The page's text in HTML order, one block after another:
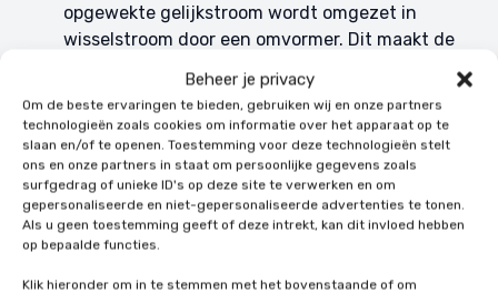
Beheer je privacy
Om de beste ervaringen te bieden, gebruiken wij en onze partners
technologieën zoals cookies om informatie over het apparaat op te
slaan en/of te openen. Toestemming voor deze technologieën stelt
ons en onze partners in staat om persoonlijke gegevens zoals
surfgedrag of unieke ID's op deze site te verwerken en om
gepersonaliseerde en niet-gepersonaliseerde advertenties te tonen.
Als u geen toestemming geeft of deze intrekt, kan dit invloed hebben
op bepaalde functies.
Klik hieronder om in te stemmen met het bovenstaande of om
opgewekte gelijkstroom wordt omgezet in
wisselstroom door een omvormer. Dit maakt de
huishoudelijke apparaten.
Slimme aansturing: Moderne thuisbatterijen
zijn uitgerust met intelligente
aansturingssystemen. Dit zorgt voor een
efficiënte opslag en gebruik van de energie, en
helpt u om de batterij optimaal te benutten.
Energiebeheer
wanneer energie wordt opgeslagen en wanneer